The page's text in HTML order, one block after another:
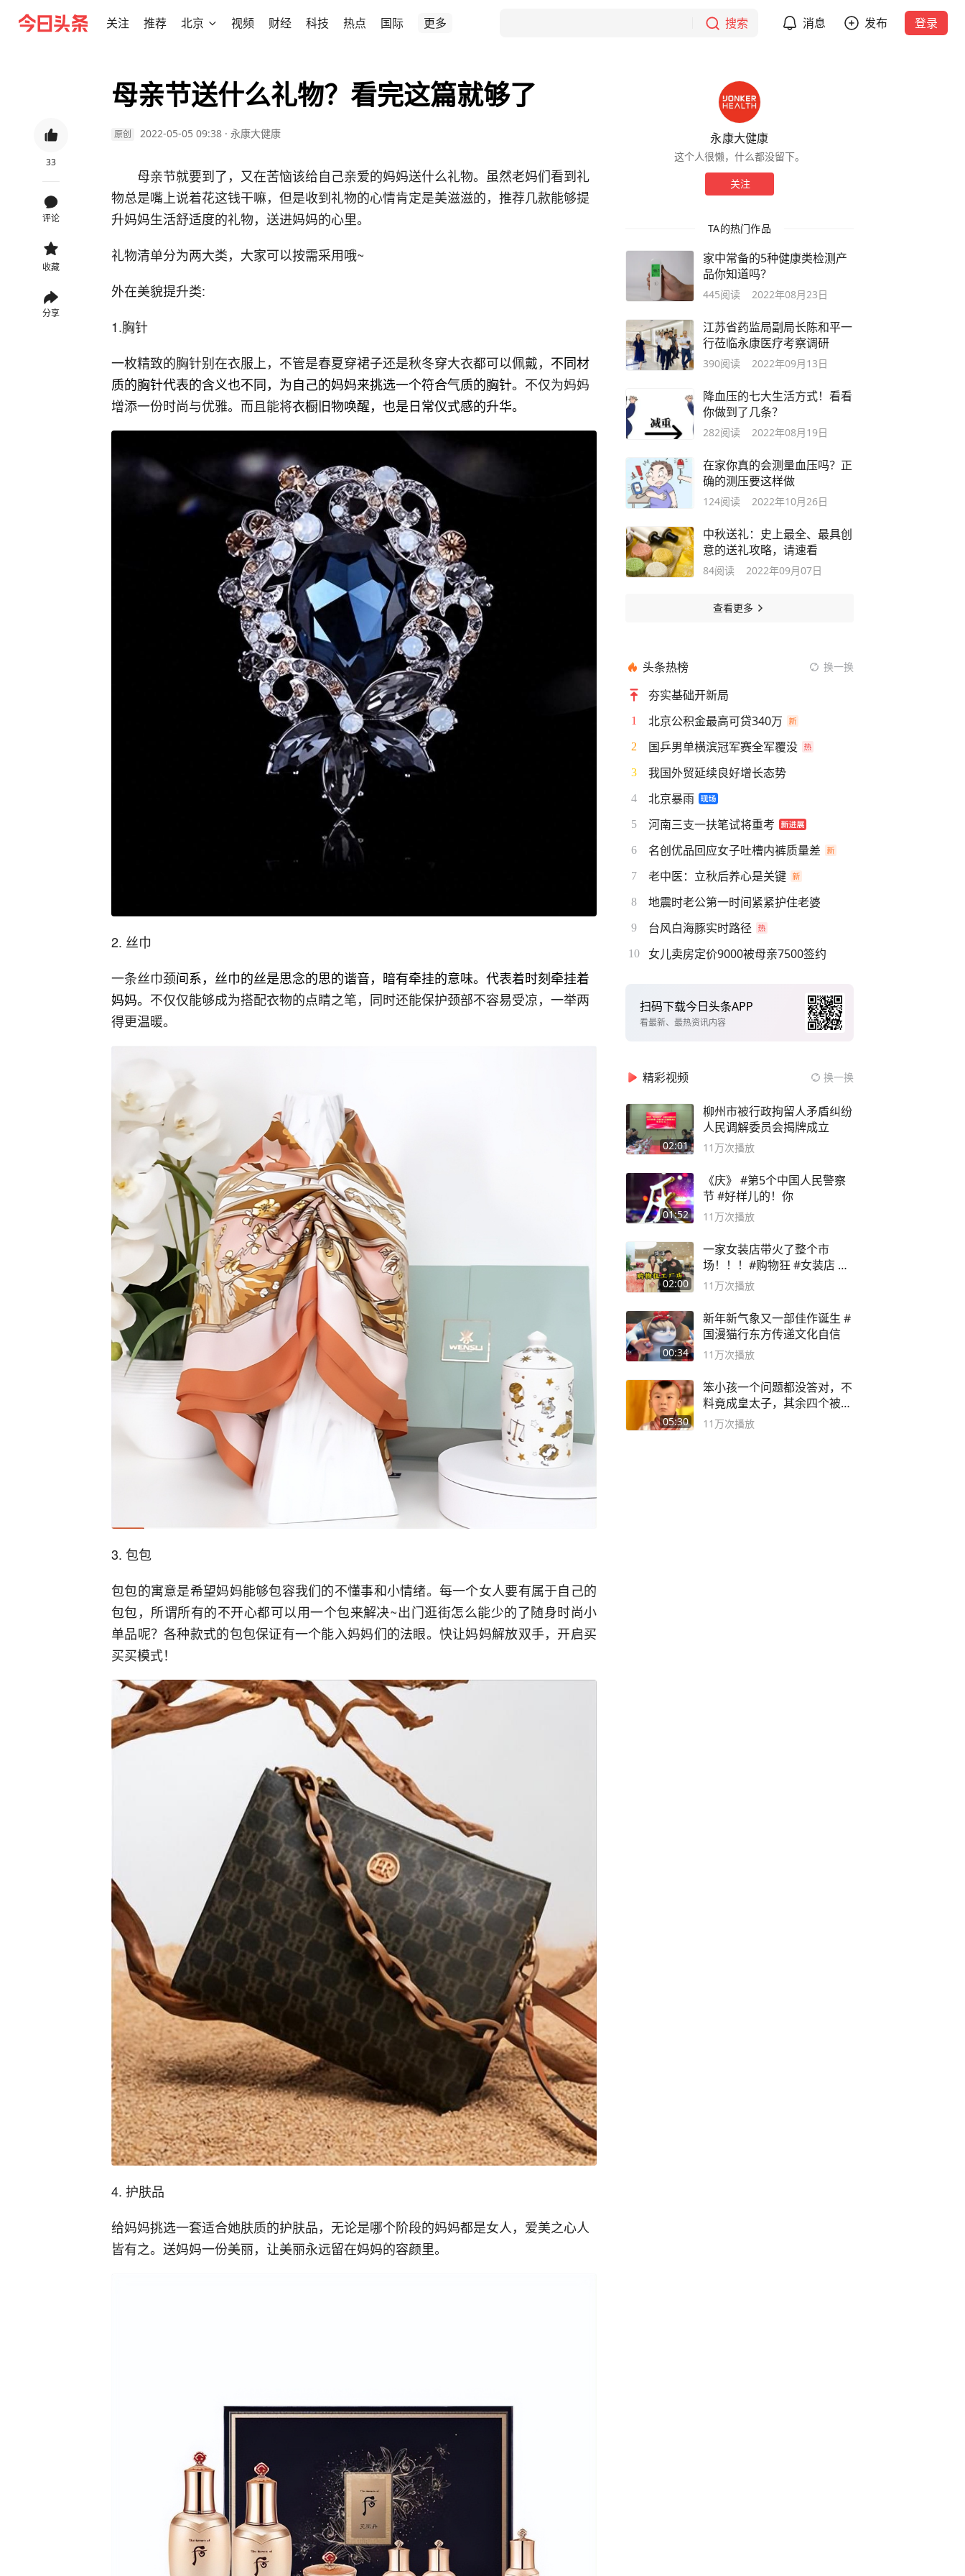
关注 推荐 北京 视频 财经 科技 热点 国际 更多 搜索 消息 发布 登录
33
评论
收藏
分享
母亲节送什么礼物？看完这篇就够了
原创 2022-05-05 09:38 · 永康大健康
母亲节就要到了，又在苦恼该给自己亲爱的妈妈送什么礼物。虽然老妈们看到礼
物总是嘴上说着花这钱干嘛，但是收到礼物的心情肯定是美滋滋的，推荐几款能够提
升妈妈生活舒适度的礼物，送进妈妈的心里。
礼物清单分为两大类，大家可以按需采用哦~
外在美貌提升类:
1.胸针
一枚精致的胸针别在衣服上，不管是春夏穿裙子还是秋冬穿大衣都可以佩戴， 不同材
质的胸针代表的含义也不同，为自己的妈妈来挑选一个符合气质的胸针。 不仅为妈妈
增添一份时尚与优雅。而且能将衣橱旧物唤醒，也是日常仪式感的升华。
2. 丝巾
一条丝巾颈间系，丝巾的丝是思念的思的谐音，暗有牵挂的意味。代表着时刻牵挂着
妈妈。 不仅仅能够成为搭配衣物的点睛之笔，同时还能保护颈部不容易受凉，一举两
得更温暖。
3. 包包
包包的寓意是希望妈妈能够包容我们的不懂事和小情绪。每一个女人要有属于自己的
包包，所谓所有的不开心都可以用一个包来解决~出门逛街怎么能少的了随身时尚小
单品呢？各种款式的包包保证有一个能入妈妈们的法眼。快让妈妈解放双手，开启买
买买模式！
4. 护肤品
给妈妈挑选一套适合她肤质的护肤品，无论是哪个阶段的妈妈都是女人，爱美之心人
皆有之。送妈妈一份美丽，让美丽永远留在妈妈的容颜里。
永康大健康
这个人很懒，什么都没留下。
关注
TA的热门作品
家中常备的5种健康类检测产
品你知道吗？
445阅读 2022年08月23日
江苏省药监局副局长陈和平一
行莅临永康医疗考察调研
390阅读 2022年09月13日
降血压的七大生活方式！看看
你做到了几条？
282阅读 2022年08月19日
在家你真的会测量血压吗？正
确的测压要这样做
124阅读 2022年10月26日
中秋送礼：史上最全、最具创
意的送礼攻略，请速看
84阅读 2022年09月07日
查看更多
头条热榜 换一换
夯实基础开新局
1 北京公积金最高可贷340万
2 国乒男单横滨冠军赛全军覆没
3 我国外贸延续良好增长态势
4 北京暴雨
5 河南三支一扶笔试将重考
6 名创优品回应女子吐槽内裤质量差
7 老中医：立秋后养心是关键
8 地震时老公第一时间紧紧护住老婆
9 台风白海豚实时路径
10 女儿卖房定价9000被母亲7500签约
扫码下载今日头条APP
看最新、最热资讯内容
精彩视频 换一换
02:01
柳州市被行政拘留人矛盾纠纷
人民调解委员会揭牌成立
11万次播放
01:52
《庆》 #第5个中国人民警察
节 #好样儿的！你
11万次播放
02:00
一家女装店带火了整个市
场！！！#购物狂 #女装店 #
高品质女装
11万次播放
00:34
新年新气象又一部佳作诞生 #
国漫猫行东方传递文化自信
11万次播放
05:30
笨小孩一个问题都没答对，不
料竟成皇太子，其余四个被处
死
11万次播放